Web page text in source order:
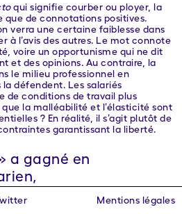
qui signifie courber ou ployer, la
que de connotations positives.
verra une certaine faiblesse dans
à l’avis des autres. Le mot connote
voire un opportunisme qui ne dit
et des opinions. Au contraire, la
le milieu professionnel en
défendent. Les salariés
de conditions de travail plus
la malléabilité et l’élasticité sont
? En réalité, il s’agit plutôt de
garantissant la liberté.
a gagné en
Mentions légales